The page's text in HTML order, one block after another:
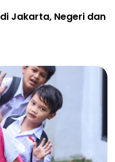
Jakarta, Negeri dan